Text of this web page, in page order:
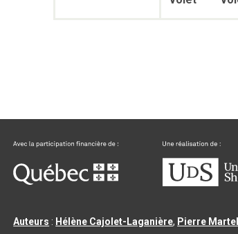
Auteurs : Hélène Cajolet-Laganière, Pierre Martel